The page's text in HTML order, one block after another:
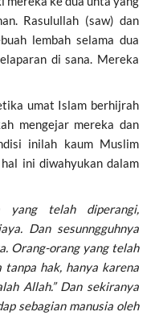
Rasulullah (saw) dan
lembah selama dua
di sana. Mereka
umat Islam berhijrah
mengejar mereka dan
inilah kaum Muslim
ini diwahyukan dalam
yang telah diperangi,
Dan sesunngguhnya
Orang-orang yang telah
hak, hanya karena
Allah.” Dan sekiranya
sebagian manusia oleh